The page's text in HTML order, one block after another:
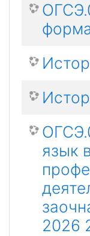
язык
2026